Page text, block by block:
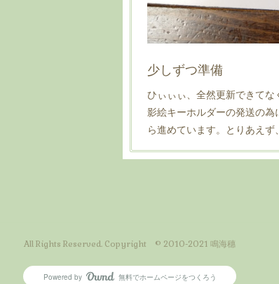
少しずつ準備
ひぃぃぃ、全然更新できて
影絵キーホルダーの発送の
ら進めています。とりあえ
All Rights Reserved. Copyright © 2010-2021 鳴海穗
Powered by AmebaOwnd
無料でホームページをつくろう